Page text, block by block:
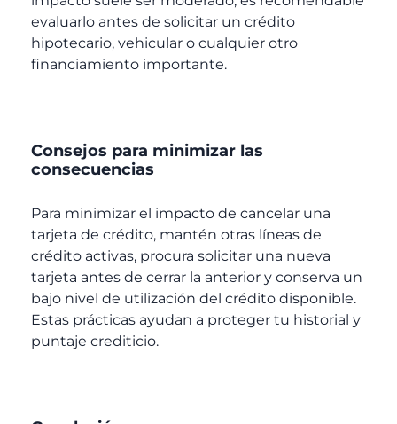
evaluarlo antes de solicitar un crédito
hipotecario, vehicular o cualquier otro
financiamiento importante.
Consejos para minimizar las
consecuencias
Para minimizar el impacto de cancelar una
tarjeta de crédito, mantén otras líneas de
crédito activas, procura solicitar una nueva
tarjeta antes de cerrar la anterior y conserva un
bajo nivel de utilización del crédito disponible.
Estas prácticas ayudan a proteger tu historial y
puntaje crediticio.